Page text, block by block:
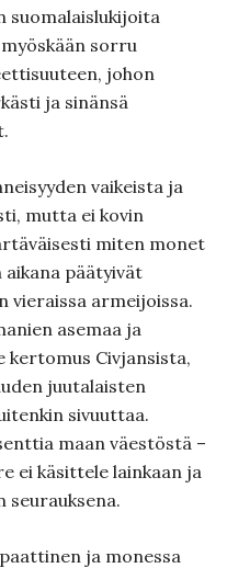
suomalaislukijoita
sorru
johon
ja sinänsä
vaikeista ja
mutta ei kovin
miten monet
päätyivät
vieraissa armeijoissa.
asemaa ja
kertomus Civjansista,
juutalaisten
sivuuttaa.
maan väestöstä –
ei käsittele lainkaan ja
seurauksena.
ja monessa